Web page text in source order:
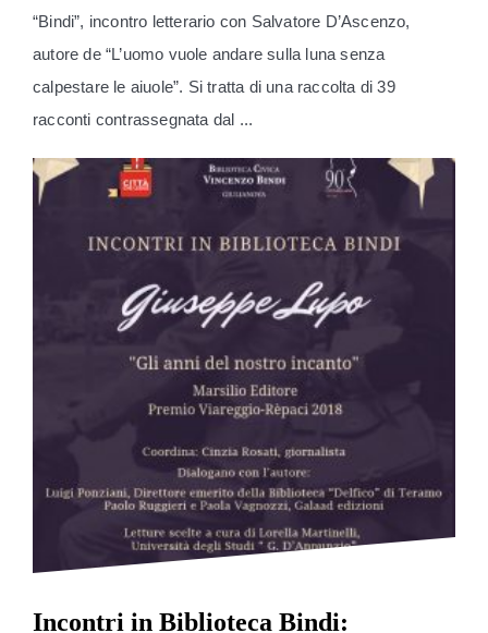
“Bindi”, incontro letterario con Salvatore D’Ascenzo,
autore de “L’uomo vuole andare sulla luna senza
calpestare le aiuole”. Si tratta di una raccolta di 39
racconti contrassegnata dal ...
Incontri in Biblioteca Bindi: